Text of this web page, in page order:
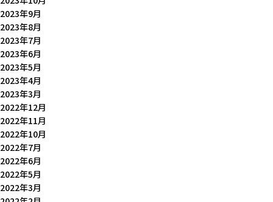
2023年9月
2023年8月
2023年7月
2023年6月
2023年5月
2023年4月
2023年3月
2022年12月
2022年11月
2022年10月
2022年7月
2022年6月
2022年5月
2022年3月